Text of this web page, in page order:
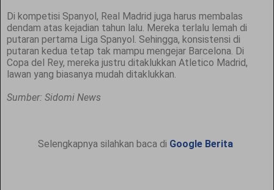
Di kompetisi Spanyol, Real Madrid juga harus membalas
dendam atas kejadian tahun lalu. Mereka terlalu lemah di
putaran pertama Liga Spanyol. Sehingga, konsistensi di
putaran kedua tetap tak mampu mengejar Barcelona. Di
Copa del Rey, mereka justru ditaklukkan Atletico Madrid,
lawan yang biasanya mudah ditaklukkan.
Sumber: Sidomi News
Selengkapnya silahkan baca di Google Berita